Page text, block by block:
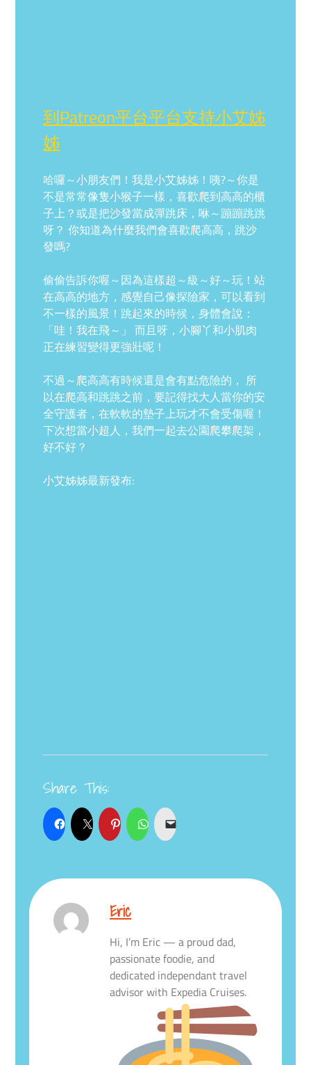
到Patreon平台平台支持小艾姊
姊
哈囉～小朋友們！我是小艾姊姊！咦?～你是
不是常常像隻小猴子一樣，喜歡爬到高高的櫃
子上？或是把沙發當成彈跳床，咻～蹦蹦跳跳
呀？ 你知道為什麼我們會喜歡爬高高，跳沙
發嗎?
偷偷告訴你喔～因為這樣超～級～好～玩！站
在高高的地方，感覺自己像探險家，可以看到
不一樣的風景！跳起來的時候，身體會說：
「哇！我在飛～」 而且呀，小腳丫和小肌肉
正在練習變得更強壯呢！
不過～爬高高有時候還是會有點危險的， 所
以在爬高和跳跳之前，要記得找大人當你的安
全守護者，在軟軟的墊子上玩才不會受傷喔！
下次想當小超人，我們一起去公園爬攀爬架，
好不好？
小艾姊姊最新發布:
Share This:
Eric
Hi, I’m Eric — a proud dad,
passionate foodie, and
dedicated independant travel
advisor with Expedia Cruises.